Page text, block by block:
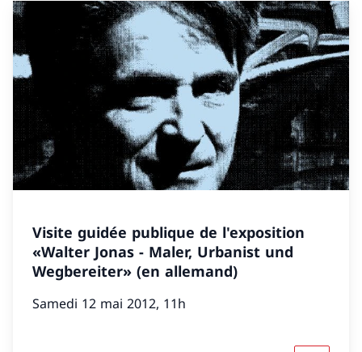
Visite guidée publique de l'exposition
«Walter Jonas - Maler, Urbanist und
Wegbereiter» (en allemand)
Samedi 12 mai 2012, 11h